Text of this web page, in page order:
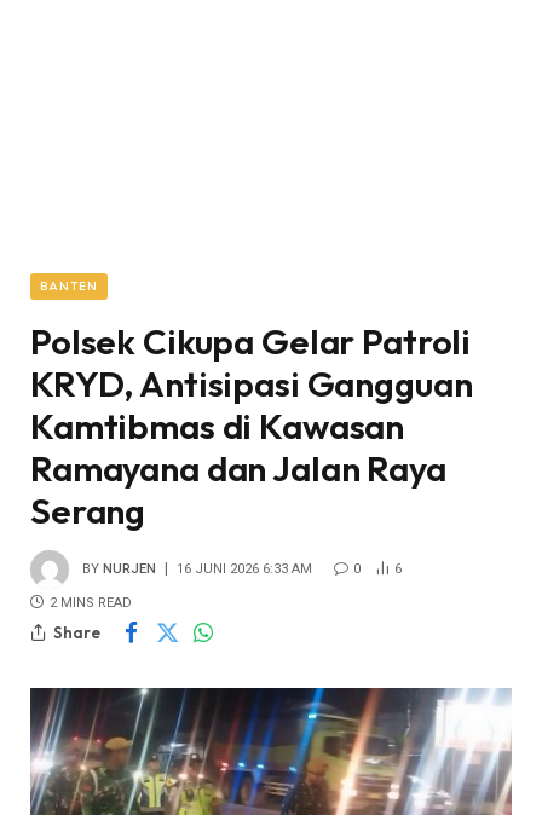
BANTEN
Polsek Cikupa Gelar Patroli
KRYD, Antisipasi Gangguan
Kamtibmas di Kawasan
Ramayana dan Jalan Raya
Serang
BY NURJEN 16 JUNI 2026 6:33 AM 0 6
2 MINS READ
Share